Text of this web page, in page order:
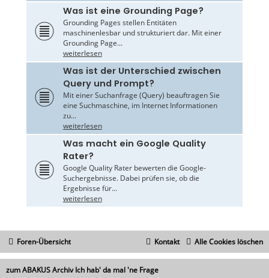
Was ist eine Grounding Page?
Grounding Pages stellen Entitäten
maschinenlesbar und strukturiert dar. Mit einer
Grounding Page...
weiterlesen
Was ist der Unterschied zwischen
Query und Prompt?
Mit einer Suchanfrage (Query) beauftragen Sie
eine Suchmaschine, im Internet Informationen
zu...
weiterlesen
Was macht ein Google Quality
Rater?
Google Quality Rater bewerten die Google-
Suchergebnisse. Dabei prüfen sie, ob die
Ergebnisse für...
weiterlesen
Foren-Übersicht Alle Cookies löschen
Kontakt
zum ABAKUS Archiv Ich hab' da mal 'ne Frage